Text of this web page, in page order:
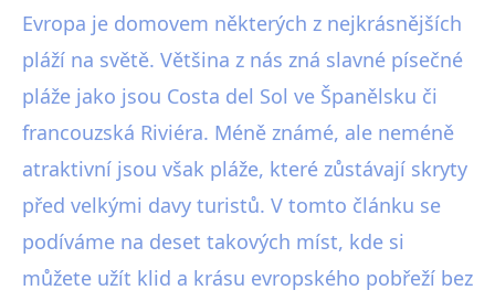
Evropa je domovem některých z nejkrásnějších
pláží na světě. Většina z nás zná slavné písečné
pláže jako jsou Costa del Sol ve Španělsku či
francouzská Riviéra. Méně známé, ale neméně
atraktivní jsou však pláže, které zůstávají skryty
před velkými davy turistů. V tomto článku se
podíváme na deset takových míst, kde si
můžete užít klid a krásu evropského pobřeží bez